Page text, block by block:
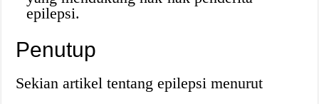
epilepsi.
Penutup
Sekian artikel tentang epilepsi menurut